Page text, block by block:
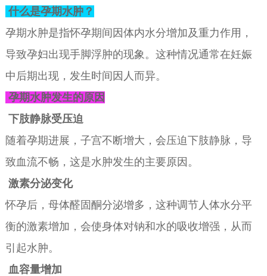
什么是孕期水肿？
孕期水肿是指怀孕期间因体内水分增加及重力作用，
导致孕妇出现手脚浮肿的现象。这种情况通常在妊娠
中后期出现，发生时间因人而异。
孕期水肿发生的原因
下肢静脉受压迫
随着孕期进展，子宫不断增大，会压迫下肢静脉，导
致血流不畅，这是水肿发生的主要原因。
激素分泌变化
怀孕后，母体醛固酮分泌增多，这种调节人体水分平
衡的激素增加，会使身体对钠和水的吸收增强，从而
引起水肿。
血容量增加